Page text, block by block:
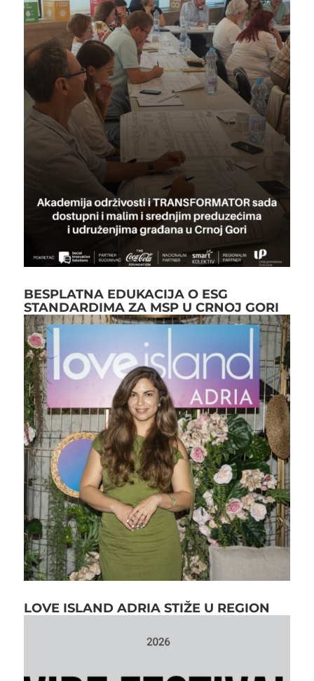
BESPLATNA EDUKACIJA O ESG
STANDARDIMA ZA MSP U CRNOJ GORI
LOVE ISLAND ADRIA STIŽE U REGION